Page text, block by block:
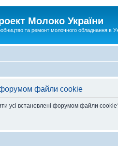
Молоко України
та ремонт молочного обладнання в
форумом файли cookie
усі встановлені форумом файли